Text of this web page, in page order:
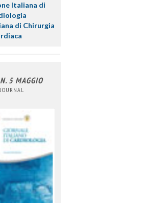
Italiana di
di Chirurgia
5 MAGGIO